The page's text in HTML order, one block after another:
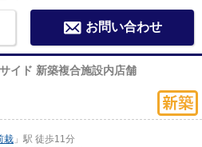
お問い合わせ
イド 新築複合施設内店舗
栽 」駅 徒歩11分